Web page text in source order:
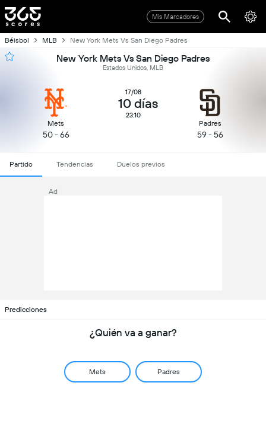
Mis Marcadores
Béisbol MLB New York Mets Vs San Diego Padres
New York Mets Vs San Diego Padres
Estados Unidos, MLB
Mets
50 - 66
17/08
10 días
23:10
Padres
59 - 56
Partido Tendencias Duelos previos
Ad
Predicciones
¿Quién va a ganar?
Mets Padres